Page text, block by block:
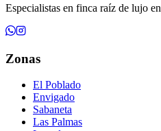
Especialistas en finca raíz de lujo
Zonas
El Poblado
Envigado
Sabaneta
Las Palmas